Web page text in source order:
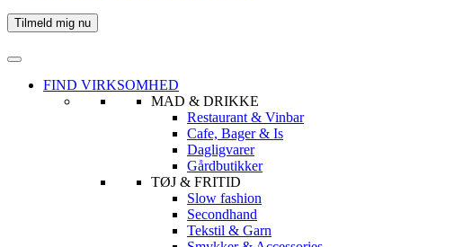
FIND VIRKSOMHED
MAD & DRIKKE
Restaurant & Vinbar
Cafe, Bager & Is
Dagligvarer
Gårdbutikker
TØJ & FRITID
Slow fashion
Secondhand
Tekstil & Garn